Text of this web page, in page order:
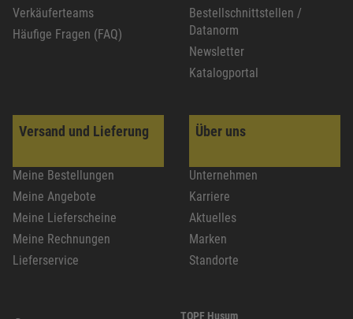
Verkäuferteams
Häufige Fragen (FAQ)
Bestellschnittstellen /
Datanorm
Newsletter
Katalogportal
Versand und Lieferung
Meine Bestellungen
Meine Angebote
Meine Lieferscheine
Meine Rechnungen
Lieferservice
Über uns
Unternehmen
Karriere
Aktuelles
Marken
Standorte
TOPF Husum